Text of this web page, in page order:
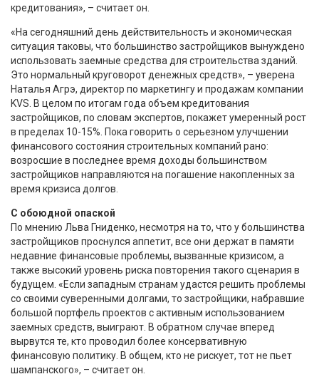
кредитования», – считает он.
«На сегодняшний день действительность и экономическая
ситуация таковы, что большинство застройщиков вынуждено
использовать заемные средства для строительства зданий.
Это нормальный круговорот денежных средств», – уверена
Наталья Агрэ, директор по маркетингу и продажам компании
KVS. В целом по итогам года объем кредитования
застройщиков, по словам экспертов, покажет умеренный рост
в пределах 10-15%. Пока говорить о серьезном улучшении
финансового состояния строительных компаний рано:
возросшие в последнее время доходы большинством
застройщиков направляются на погашение накопленных за
время кризиса долгов.
С обоюдной опаской
По мнению Льва Гниденко, несмотря на то, что у большинства
застройщиков проснулся аппетит, все они держат в памяти
недавние финансовые проблемы, вызванные кризисом, а
также высокий уровень риска повторения такого сценария в
будущем. «Если западным странам удастся решить проблемы
со своими суверенными долгами, то застройщики, набравшие
большой портфель проектов с активным использованием
заемных средств, выиграют. В обратном случае вперед
вырвутся те, кто проводил более консервативную
финансовую политику. В общем, кто не рискует, тот не пьет
шампанского», – считает он.